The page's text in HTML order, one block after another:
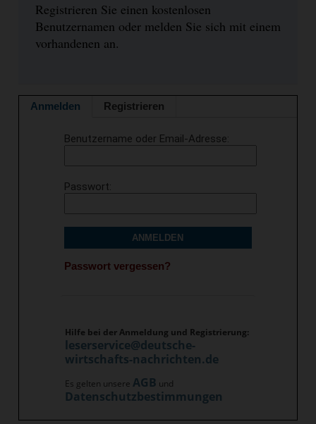
Registrieren Sie einen kostenlosen
Benutzernamen oder melden Sie sich mit einem
vorhandenen an.
Anmelden Registrieren
Benutzername oder Email-Adresse
Passwort
ANMELDEN
Passwort vergessen?
Hilfe bei der Anmeldung und Registrierung:
leserservice@deutsche-
wirtschafts-nachrichten.de
Es gelten unsere AGB und
Datenschutzbestimmungen